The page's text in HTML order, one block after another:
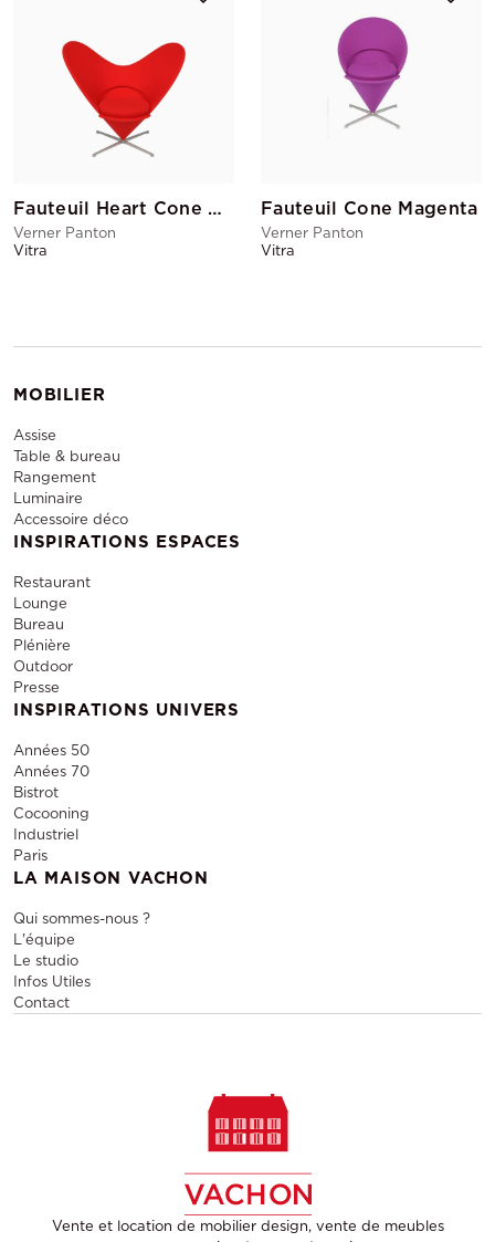
Fauteuil Heart Cone Rouge
Verner Panton
Vitra
Fauteuil Cone Magenta
Verner Panton
Vitra
MOBILIER
Assise
Table & bureau
Rangement
Luminaire
Accessoire déco
INSPIRATIONS ESPACES
Restaurant
Lounge
Bureau
Plénière
Outdoor
Presse
INSPIRATIONS UNIVERS
Années 50
Années 70
Bistrot
Cocooning
Industriel
Paris
LA MAISON VACHON
Qui sommes-nous ?
L'équipe
Le studio
Infos Utiles
Contact
Vente et location de mobilier design, vente de meubles